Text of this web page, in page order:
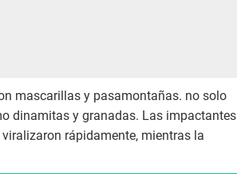
mascarillas y pasamontañas. no solo
dinamitas y granadas. Las impactantes
rápidamente, mientras la